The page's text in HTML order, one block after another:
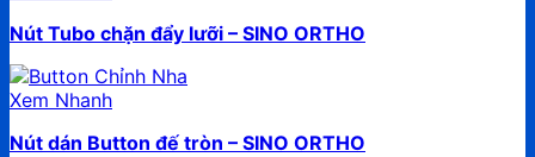
Nút Tubo chặn đẩy lưỡi – SINO ORTHO
Xem Nhanh
Nút dán Button đế tròn – SINO ORTHO